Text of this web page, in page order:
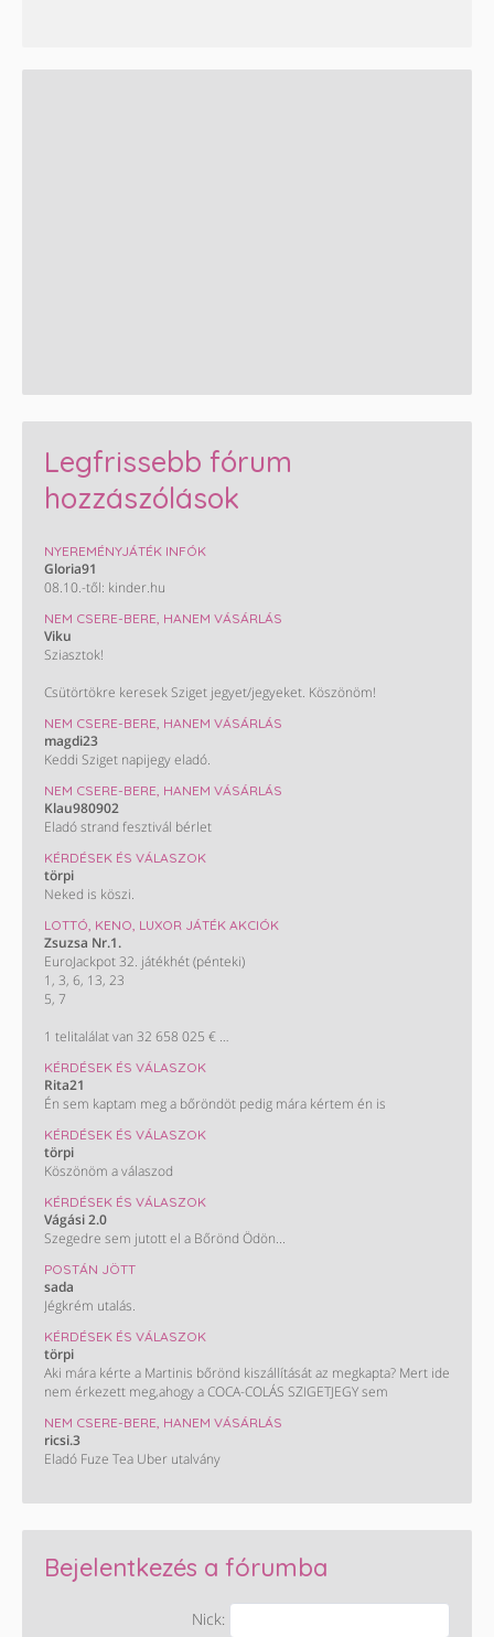
Legfrissebb fórum
hozzászólások
NYEREMÉNYJÁTÉK INFÓK
Gloria91
08.10.-től: kinder.hu
NEM CSERE-BERE, HANEM VÁSÁRLÁS
Viku
Sziasztok!
Csütörtökre keresek Sziget jegyet/jegyeket. Köszönöm!
NEM CSERE-BERE, HANEM VÁSÁRLÁS
magdi23
Keddi Sziget napijegy eladó.
NEM CSERE-BERE, HANEM VÁSÁRLÁS
Klau980902
Eladó strand fesztivál bérlet
KÉRDÉSEK ÉS VÁLASZOK
törpi
Neked is köszi.
LOTTÓ, KENO, LUXOR JÁTÉK AKCIÓK
Zsuzsa Nr.1.
EuroJackpot 32. játékhét (pénteki)
1, 3, 6, 13, 23
5, 7
1 telitalálat van 32 658 025 €
3,6 milliárd Ft
(10 millió €)
KÉRDÉSEK ÉS VÁLASZOK
Rita21
Én sem kaptam meg a bőröndöt pedig mára kértem én is
KÉRDÉSEK ÉS VÁLASZOK
törpi
Köszönöm a válaszod
KÉRDÉSEK ÉS VÁLASZOK
Vágási 2.0
Szegedre sem jutott el a Bőrönd Ödön...
POSTÁN JÖTT
sada
Jégkrém utalás.
KÉRDÉSEK ÉS VÁLASZOK
törpi
Aki mára kérte a Martinis bőrönd kiszállítását az megkapta? Mert ide
nem érkezett meg,ahogy a COCA-COLÁS SZIGETJEGY sem
NEM CSERE-BERE, HANEM VÁSÁRLÁS
ricsi.3
Eladó Fuze Tea Uber utalvány
Bejelentkezés a fórumba
Nick: